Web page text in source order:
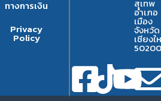
ทางการเงิน
Privacy
Policy
สุเทพ
อำเภอ
เมือง
จังหวัด
เชียงใ
50200